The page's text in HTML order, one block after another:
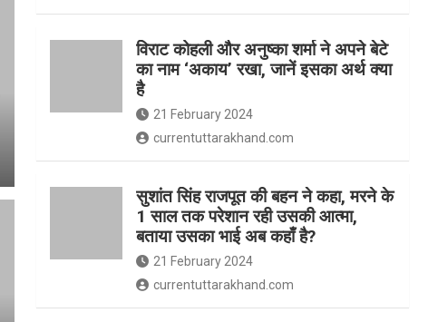
विराट कोहली और अनुष्का शर्मा ने अपने बेटे
का नाम ‘अकाय’ रखा, जानें इसका अर्थ क्‍या
है
21 February 2024
currentuttarakhand.com
सुशांत सिंह राजपूत की बहन ने कहा, मरने के
1 साल तक परेशान रही उसकी आत्मा,
बताया उसका भाई अब कहाँ है?
21 February 2024
currentuttarakhand.com